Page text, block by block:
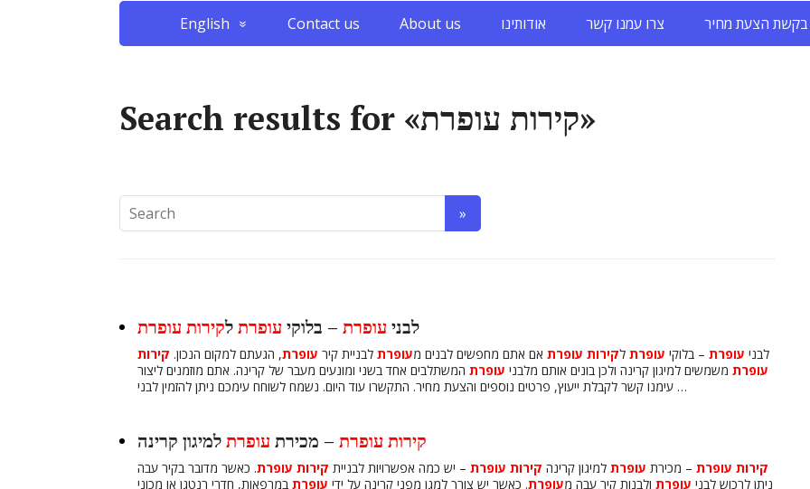
English Contact us About us אודותינו צרו עמנו קשר בקשת הצעת מחיר
Search results for «קירות עופרת»
לבני עופרת – בלוקי עופרתלקירות עופרת
לבני עופרת – בלוקי עופרת לקירות עופרת אם אתם מחפשים לבנים מעופרת לבניית קיר עופרת, הגעתם למקום הנכון. קירות
עופרת משמשים למיגון קרינה ולכן בונים אותם מלבני עופרת המשתלבים אחד בשני ומונעים מעבר של קרינה. אתם מוזמנים ליצור
עימנו קשר לקבלת ייעוץ, פרטים נוספים והצעת מחיר. התקשרו עוד היום. נשמח לשוחח עימכם ניתן להזמין לבני …
קירות עופרת – מכירת עופרתלמיגון קרינה
קירות עופרת – מכירת עופרת למיגון קרינה קירות עופרת – יש כמה אפשרויות לבניית קירות עופרת. כאשר מדובר בקיר עבה
ניתן לרכוש לבני עופרת ולבנות קיר עבה מעופרת. כאשר יש צורך למגן מפני קרינה על ידי עופרת במרפאות, חדרי רנטגן או מכוני